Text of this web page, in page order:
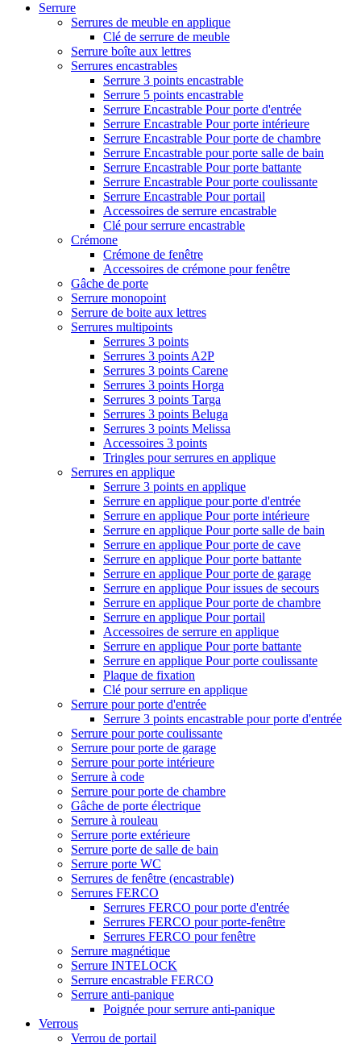
Serrure
Serrures de meuble en applique
Clé de serrure de meuble
Serrure boîte aux lettres
Serrures encastrables
Serrure 3 points encastrable
Serrure 5 points encastrable
Serrure Encastrable Pour porte d'entrée
Serrure Encastrable Pour porte intérieure
Serrure Encastrable Pour porte de chambre
Serrure Encastrable pour porte salle de bain
Serrure Encastrable Pour porte battante
Serrure Encastrable Pour porte coulissante
Serrure Encastrable Pour portail
Accessoires de serrure encastrable
Clé pour serrure encastrable
Crémone
Crémone de fenêtre
Accessoires de crémone pour fenêtre
Gâche de porte
Serrure monopoint
Serrure de boite aux lettres
Serrures multipoints
Serrures 3 points
Serrures 3 points A2P
Serrures 3 points Carene
Serrures 3 points Horga
Serrures 3 points Targa
Serrures 3 points Beluga
Serrures 3 points Melissa
Accessoires 3 points
Tringles pour serrures en applique
Serrures en applique
Serrure 3 points en applique
Serrure en applique pour porte d'entrée
Serrure en applique Pour porte intérieure
Serrure en applique Pour porte salle de bain
Serrure en applique Pour porte de cave
Serrure en applique Pour porte battante
Serrure en applique Pour porte de garage
Serrure en applique Pour issues de secours
Serrure en applique Pour porte de chambre
Serrure en applique Pour portail
Accessoires de serrure en applique
Serrure en applique Pour porte battante
Serrure en applique Pour porte coulissante
Plaque de fixation
Clé pour serrure en applique
Serrure pour porte d'entrée
Serrure 3 points encastrable pour porte d'entrée
Serrure pour porte coulissante
Serrure pour porte de garage
Serrure pour porte intérieure
Serrure à code
Serrure pour porte de chambre
Gâche de porte électrique
Serrure à rouleau
Serrure porte extérieure
Serrure porte de salle de bain
Serrure porte WC
Serrures de fenêtre (encastrable)
Serrures FERCO
Serrures FERCO pour porte d'entrée
Serrures FERCO pour porte-fenêtre
Serrures FERCO pour fenêtre
Serrure magnétique
Serrure INTELOCK
Serrure encastrable FERCO
Serrure anti-panique
Poignée pour serrure anti-panique
Verrous
Verrou de portail